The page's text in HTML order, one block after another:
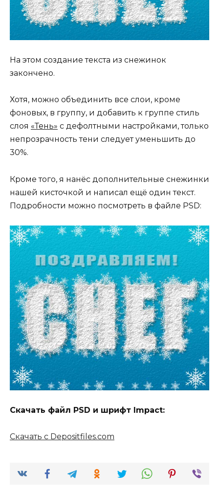
На этом создание текста из снежинок
закончено.
Хотя, можно объединить все слои, кроме
фоновых, в группу, и добавить к группе стиль
слоя «Тень» с дефолтными настройками, только
непрозрачность тени следует уменьшить до
30%.
Кроме того, я нанёс дополнительные снежинки
нашей кисточкой и написал ещё один текст.
Подробности можно посмотреть в файле PSD:
Скачать файл PSD и шрифт Impact:
Скачать с Depositfiles.com